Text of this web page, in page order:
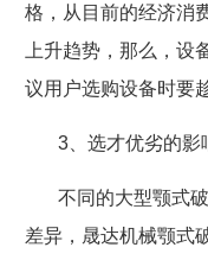
格，从目前的经济消
上升趋势，那么，设
议用户选购设备时要
3 、选才优劣的影
不同的大型颚式
差异，晟达机械颚式